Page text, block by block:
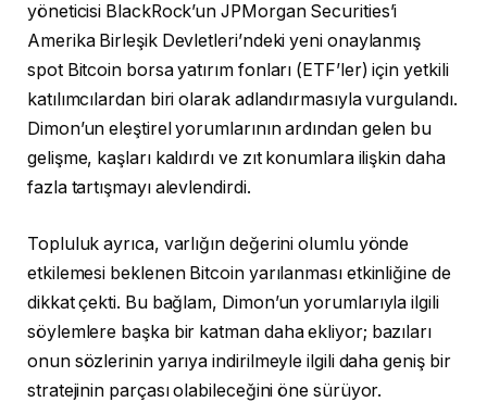
yöneticisi BlackRock’un JPMorgan Securities’i
Amerika Birleşik Devletleri’ndeki yeni onaylanmış
spot Bitcoin borsa yatırım fonları (ETF’ler) için yetkili
katılımcılardan biri olarak adlandırmasıyla vurgulandı.
Dimon’un eleştirel yorumlarının ardından gelen bu
gelişme, kaşları kaldırdı ve zıt konumlara ilişkin daha
fazla tartışmayı alevlendirdi.
Topluluk ayrıca, varlığın değerini olumlu yönde
etkilemesi beklenen Bitcoin yarılanması etkinliğine de
dikkat çekti. Bu bağlam, Dimon’un yorumlarıyla ilgili
söylemlere başka bir katman daha ekliyor; bazıları
onun sözlerinin yarıya indirilmeyle ilgili daha geniş bir
stratejinin parçası olabileceğini öne sürüyor.